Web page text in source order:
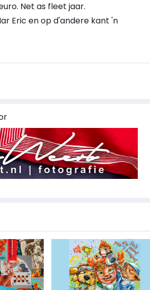
Net as fleet jaar.
Eric en op d'andere kant 'n